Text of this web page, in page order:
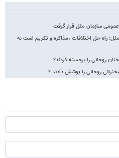
سازمان ملل قرار گرفت
راه حل اختلافات ،مذاکره و تکریم است نه
روحانی را برجسته کردند؟
روحانی را پوشش دادند ؟